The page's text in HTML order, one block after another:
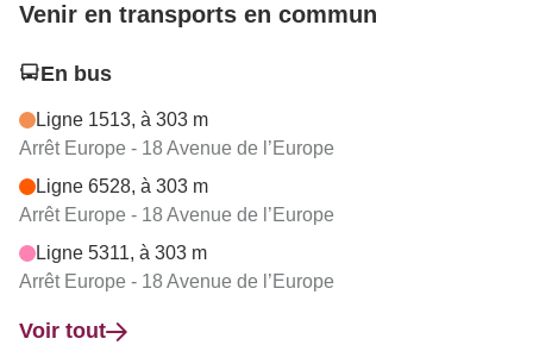
Venir en transports en commun
En bus
Ligne 1513, à 303 m
Arrêt Europe - 18 Avenue de l’Europe
Ligne 6528, à 303 m
Arrêt Europe - 18 Avenue de l’Europe
Ligne 5311, à 303 m
Arrêt Europe - 18 Avenue de l’Europe
Voir tout